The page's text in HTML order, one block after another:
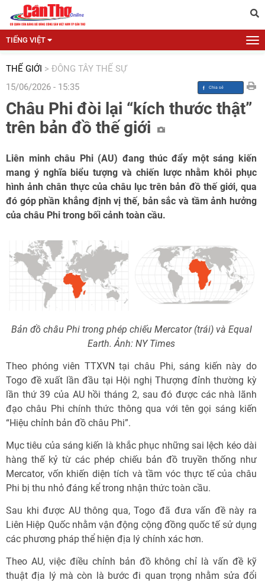
TIẾNG VIỆT
THẾ GIỚI > ĐÔNG TÂY THẾ SỰ
15/06/2026 - 15:35
Châu Phi đòi lại “kích thước thật”
trên bản đồ thế giới
Liên minh châu Phi (AU) đang thúc đẩy một sáng kiến
mang ý nghĩa biểu tượng và chiến lược nhằm khôi phục
hình ảnh chân thực của châu lục trên bản đồ thế giới, qua
đó góp phần khẳng định vị thế, bản sắc và tầm ảnh hưởng
của châu Phi trong bối cảnh toàn cầu.
Bản đồ châu Phi trong phép chiếu Mercator (trái) và Equal
Earth. Ảnh: NY Times
Theo phóng viên TTXVN tại châu Phi, sáng kiến này do
Togo đề xuất lần đầu tại Hội nghị Thượng đỉnh thường kỳ
lần thứ 39 của AU hồi tháng 2, sau đó được các nhà lãnh
đạo châu Phi chính thức thông qua với tên gọi sáng kiến
“Hiệu chỉnh bản đồ châu Phi”.
Mục tiêu của sáng kiến là khắc phục những sai lệch kéo dài
hàng thế kỷ từ các phép chiếu bản đồ truyền thống như
Mercator, vốn khiến diện tích và tầm vóc thực tế của châu
Phi bị thu nhỏ đáng kể trong nhận thức toàn cầu.
Sau khi được AU thông qua, Togo đã đưa vấn đề này ra
Liên Hiệp Quốc nhằm vận động cộng đồng quốc tế sử dụng
các phương pháp thể hiện địa lý chính xác hơn.
Theo AU, việc điều chỉnh bản đồ không chỉ là vấn đề kỹ
thuật địa lý mà còn là bước đi quan trọng nhằm sửa đổi